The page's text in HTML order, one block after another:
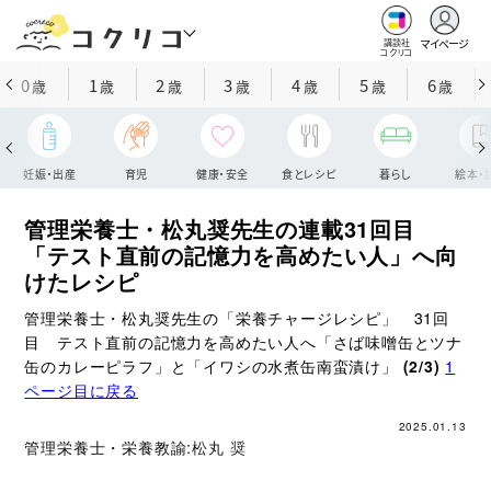
講談社
コクリコ
マイページ
0歳 1歳 2 歳 3歳 4歳 5歳 6歳
妊娠・出産 育児 健康・安全 食とレシピ 暮らし 絵本・
管理栄養士・松丸奨先生の連載31回目
「テスト直前の記憶力を高めたい人」へ向
けたレシピ
管理栄養士・松丸奨先生の「栄養チャージレシピ」 31回
目 テスト直前の記憶力を高めたい人へ「さば味噌缶とツナ
缶のカレーピラフ」と「イワシの水煮缶南蛮漬け」 (2/3) 1
ページ目に戻る
2025.01.13
管理栄養士・栄養教諭:松丸 奨